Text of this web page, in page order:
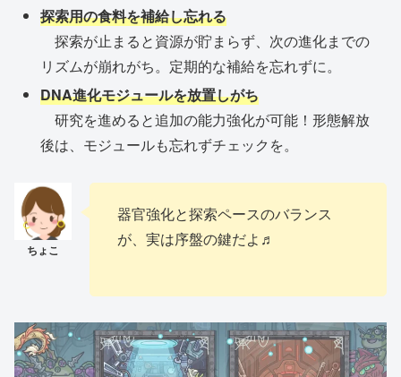
探索用の食料を補給し忘れる
探索が止まると資源が貯まらず、次の進化までの
リズムが崩れがち。定期的な補給を忘れずに。
DNA進化モジュールを放置しがち
研究を進めると追加の能力強化が可能！形態解放
後は、モジュールも忘れずチェックを。
器官強化と探索ペースのバランス
が、実は序盤の鍵だよ♬